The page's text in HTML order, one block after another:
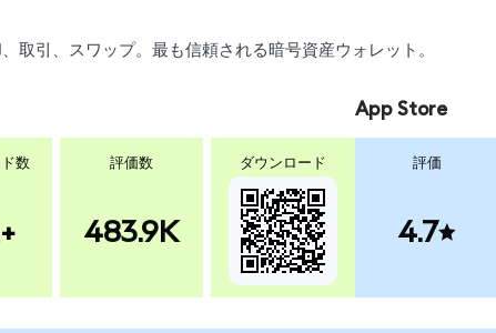
取引、スワップ。最も信頼される暗号資産ウォレット。
数 評価数
483.9K
ダウンロード
App Store
評価
4.7